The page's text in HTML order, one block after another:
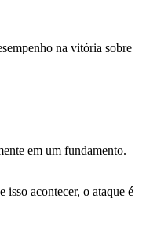
na vitória sobre
em um fundamento.
isso acontecer, o ataque é